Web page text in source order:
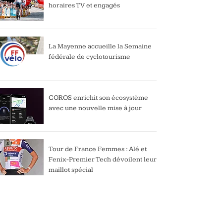
horaires TV et engagés
La Mayenne accueille la Semaine
fédérale de cyclotourisme
COROS enrichit son écosystème
avec une nouvelle mise à jour
Tour de France Femmes : Alé et
Fenix-Premier Tech dévoilent leur
maillot spécial